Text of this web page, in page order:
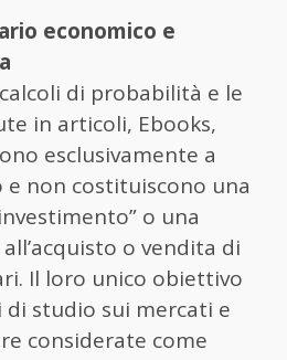
economico e
di probabilità e le
in articoli, Ebooks,
esclusivamente a
non costituiscono una
o una
o vendita di
Il loro unico obiettivo
studio sui mercati e
considerate come